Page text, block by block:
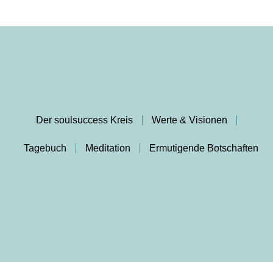
Der soulsuccess Kreis Werte & Visionen
Tagebuch Meditation Ermutigende Botschaften